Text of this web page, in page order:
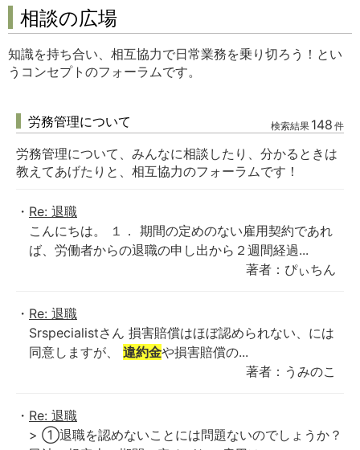
相談の広場
知識を持ち合い、相互協力で日常業務を乗り切ろう！とい
うコンセプトのフォーラムです。
労務管理について 検索結果 148 件
労務管理について、みんなに相談したり、分かるときは
教えてあげたりと、相互協力のフォーラムです！
Re: 退職
こんにちは。 １． 期間の定めのない雇用契約であれ
ば、労働者からの退職の申し出から２週間経過...
著者：ぴぃちん
Re: 退職
Srspecialistさん 損害賠償はほぼ認められない、には
同意しますが、 違約金や損害賠償の...
著者：うみのこ
Re: 退職
> ①退職を認めないことには問題ないのでしょうか？